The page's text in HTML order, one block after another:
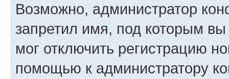
Возможно, администратор
запретил имя, под которым
мог отключить регистрацию
помощью к администратору